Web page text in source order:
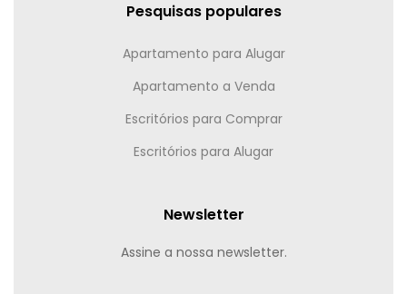
Pesquisas populares
Apartamento para Alugar
Apartamento a Venda
Escritórios para Comprar
Escritórios para Alugar
Newsletter
Assine a nossa newsletter.